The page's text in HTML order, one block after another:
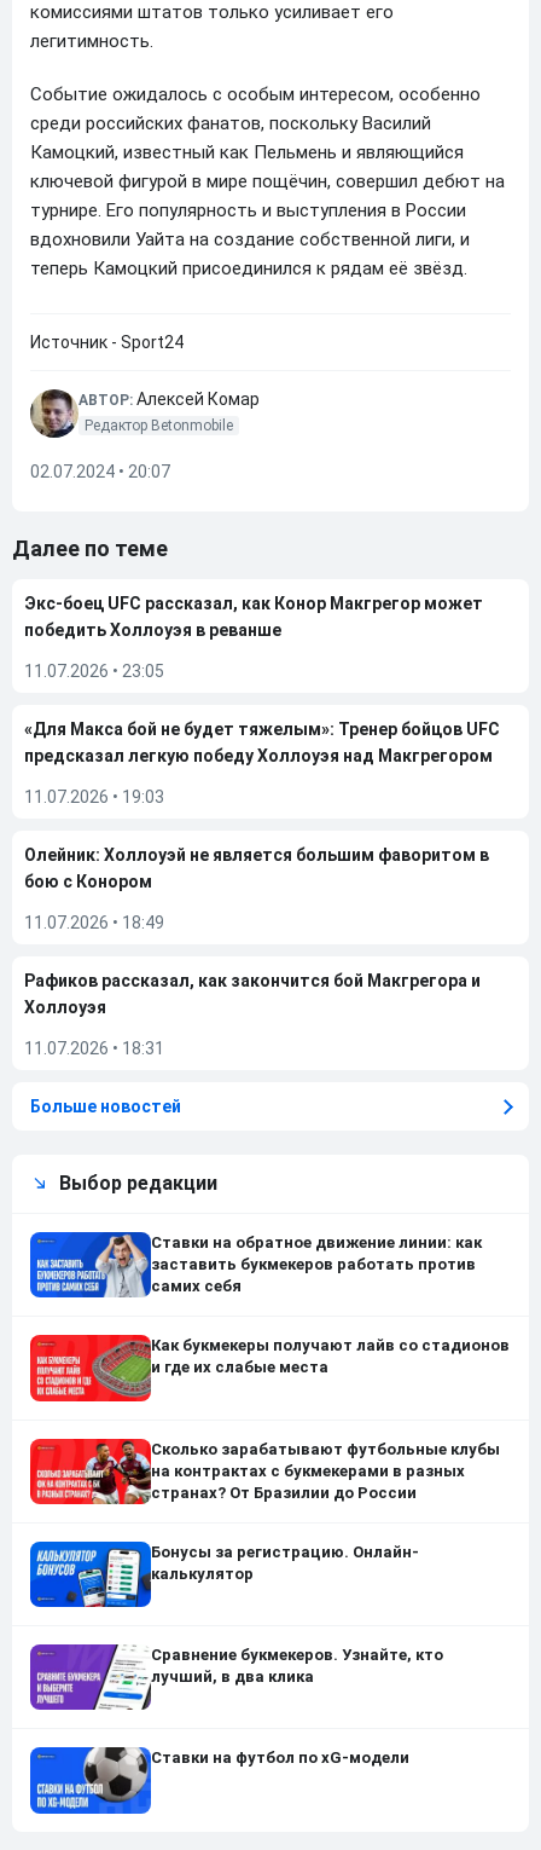
комиссиями штатов только усиливает его
легитимность.
Событие ожидалось с особым интересом, особенно
среди российских фанатов, поскольку Василий
Камоцкий, известный как Пельмень и являющийся
ключевой фигурой в мире пощёчин, совершил дебют на
турнире. Его популярность и выступления в России
вдохновили Уайта на создание собственной лиги, и
теперь Камоцкий присоединился к рядам её звёзд.
Источник - Sport24
АВТОР: Алексей Комар
Редактор Betonmobile
02.07.2024 • 20:07
Далее по теме
Экс-боец UFC рассказал, как Конор Макгрегор может
победить Холлоуэя в реванше
11.07.2026 • 23:05
«Для Макса бой не будет тяжелым»: Тренер бойцов UFC
предсказал легкую победу Холлоуэя над Макгрегором
11.07.2026 • 19:03
Олейник: Холлоуэй не является большим фаворитом в
бою с Конором
11.07.2026 • 18:49
Рафиков рассказал, как закончится бой Макгрегора и
Холлоуэя
11.07.2026 • 18:31
Больше новостей
Выбор редакции
Ставки на обратное движение линии: как
заставить букмекеров работать против
самих себя
Как букмекеры получают лайв со стадионов
и где их слабые места
Сколько зарабатывают футбольные клубы
на контрактах с букмекерами в разных
странах? От Бразилии до России
Бонусы за регистрацию. Онлайн-
калькулятор
Сравнение букмекеров. Узнайте, кто
лучший, в два клика
Ставки на футбол по xG-модели